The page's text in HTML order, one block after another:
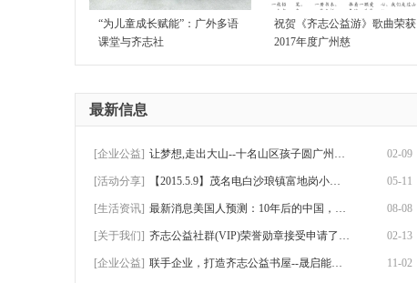
“为儿童成长赋能”：广外多语
课堂与齐志社
祝贺《齐志公益游》歌曲荣获
2017年度广州慈
最新信息
[企业公益] 让梦想,走出大山--十名山区孩子圆广州游历 02-09
[活动分享] 【2015.5.9】茂名电白沙琅镇富地岗小学助学 05-11
[生活资讯] 最新消息美国人预测：10年后的中国，将会是 08-08
[关于我们] 齐志公益社群(VIP)荣誉勋章接受申请了！可 02-13
[企业公益] 联手企业，打造齐志公益书屋--晟启能源赴怀 11-02